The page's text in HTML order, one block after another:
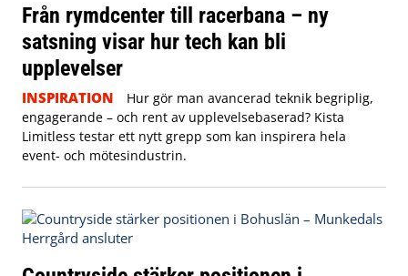
Från rymdcenter till racerbana – ny
satsning visar hur tech kan bli
upplevelser
INSPIRATION
Hur gör man avancerad teknik begriplig,
engagerande – och rent av upplevelsebaserad? Kista
Limitless testar ett nytt grepp som kan inspirera hela
event- och mötesindustrin.